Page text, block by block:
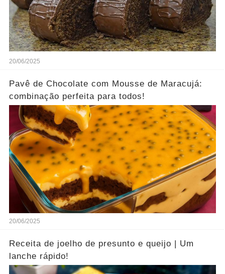
20/06/2025
Pavê de Chocolate com Mousse de Maracujá:
combinação perfeita para todos!
20/06/2025
Receita de joelho de presunto e queijo | Um
lanche rápido!